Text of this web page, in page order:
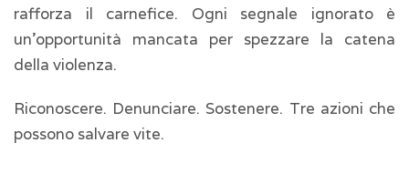
rafforza il carnefice. Ogni segnale ignorato è
un'opportunità mancata per spezzare la catena
della violenza.
Riconoscere. Denunciare. Sostenere. Tre azioni che
possono salvare vite.